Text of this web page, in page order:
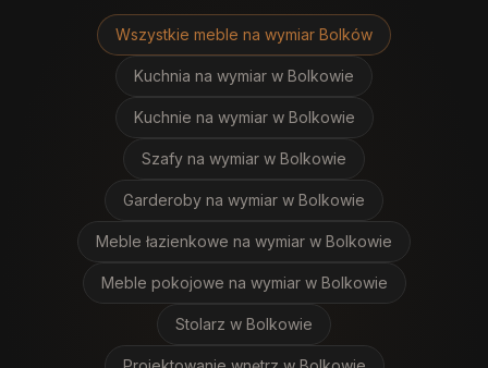
Wszystkie meble na wymiar Bolków
Kuchnia na wymiar w Bolkowie
Kuchnie na wymiar w Bolkowie
Szafy na wymiar w Bolkowie
Garderoby na wymiar w Bolkowie
Meble łazienkowe na wymiar w Bolkowie
Meble pokojowe na wymiar w Bolkowie
Stolarz w Bolkowie